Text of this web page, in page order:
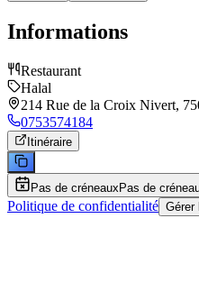
Informations
Restaurant
Halal
214 Rue de la Croix Nivert,
0753574184
Itinéraire
Pas de créneauxPas de
Politique de confidentialité Gérer